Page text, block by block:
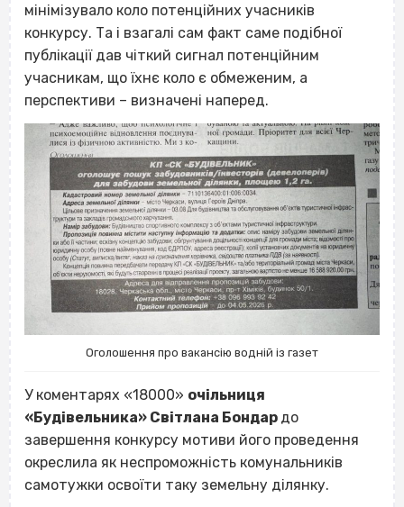
мінімізувало коло потенційних учасників
конкурсу. Та і взагалі сам факт саме подібної
публікації дав чіткий сигнал потенційним
учасникам, що їхнє коло є обмеженим, а
перспективи – визначені наперед.
Оголошення про вакансію водній із газет
У коментарях «18000» очільниця
«Будівельника» Світлана Бондар до
завершення конкурсу мотиви його проведення
окреслила як неспроможність комунальників
самотужки освоїти таку земельну ділянку.